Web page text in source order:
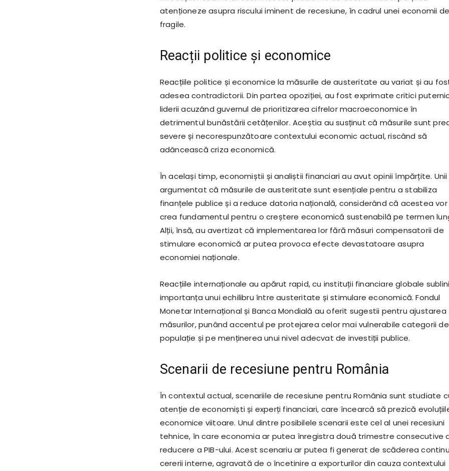
atenționeze asupra riscului iminent de recesiune, în cadrul unei economii
fragile.
Reacții politice și economice
Reacțiile politice și economice la măsurile de austeritate au variat și au
adesea contradictorii. Din partea opoziției, au fost exprimate critici
liderii acuzând guvernul de prioritizarea cifrelor macroeconomice în
detrimentul bunăstării cetățenilor. Aceștia au susținut că măsurile sunt
severe și necorespunzătoare contextului economic actual, riscând să
adâncească criza economică.
În același timp, economiștii și analiștii financiari au avut opinii împărțite. Unii
argumentat că măsurile de austeritate sunt esențiale pentru a stabiliza
finanțele publice și a reduce datoria națională, considerând că acestea vor
crea fundamentul pentru o creștere economică sustenabilă pe termen
Alții, însă, au avertizat că implementarea lor fără măsuri compensatorii de
stimulare economică ar putea provoca efecte devastatoare asupra
economiei naționale.
Reacțiile internaționale au apărut rapid, cu instituții financiare globale
importanța unui echilibru între austeritate și stimulare economică. Fondul
Monetar Internațional și Banca Mondială au oferit sugestii pentru ajustarea
măsurilor, punând accentul pe protejarea celor mai vulnerabile categorii de
populație și pe menținerea unui nivel adecvat de investiții publice.
Scenarii de recesiune pentru România
În contextul actual, scenariile de recesiune pentru România sunt studiate
atenție de economiști și experți financiari, care încearcă să prezică
economice viitoare. Unul dintre posibilele scenarii este cel al unei recesiuni
tehnice, în care economia ar putea înregistra două trimestre consecutive
reducere a PIB-ului. Acest scenariu ar putea fi generat de scăderea
cererii interne, agravată de o încetinire a exporturilor din cauza contextului